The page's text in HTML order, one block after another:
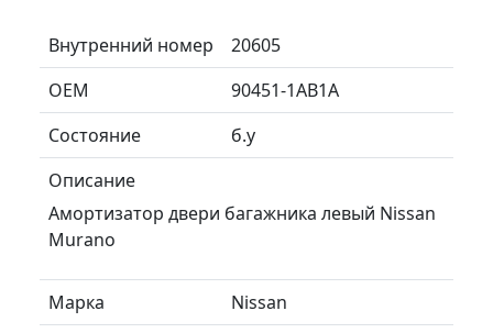
Внутренний номер
20605
ОЕМ
90451-1AB1A
Состояние
б.у
Описание
Амортизатор двери багажника левый Nissan
Murano
Марка
Nissan